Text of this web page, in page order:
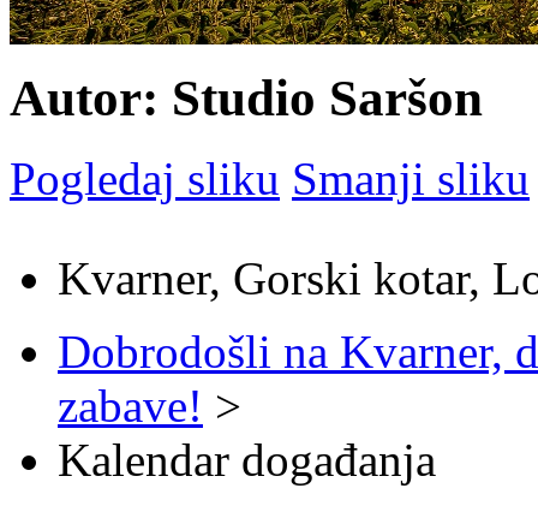
Autor: Studio Saršon
Pogledaj sliku Smanji sliku
Kvarner, Gorski kotar,
Dobrodošli na Kvarner,
zabave! >
Kalendar događanja